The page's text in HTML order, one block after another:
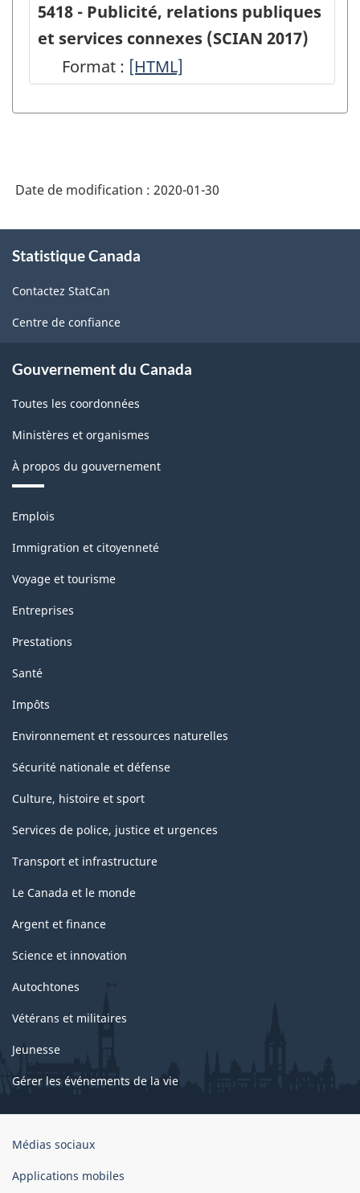
5418 - Publicité, relations publiques
et services connexes (SCIAN 2017)
Format : 5418
Publicité,
et
services
connexes
HTML
[HTML]
Date de modification : 2020-01-30
propos
ce
site
Statistique Canada
Contactez StatCan
Centre de confiance
Gouvernement du Canada
Toutes les coordonnées
Ministères et organismes
À propos du gouvernement
Thèmes
sujets
Emplois
Immigration et citoyenneté
Voyage et tourisme
Entreprises
Prestations
Santé
Impôts
Environnement et ressources naturelles
Sécurité nationale et défense
Culture, histoire et sport
Services de police, justice et urgences
Transport et infrastructure
Le Canada et le monde
Argent et finance
Science et innovation
Autochtones
Vétérans et militaires
Jeunesse
Gérer les événements de la vie
Organisation
gouvernement
Médias sociaux
Applications mobiles